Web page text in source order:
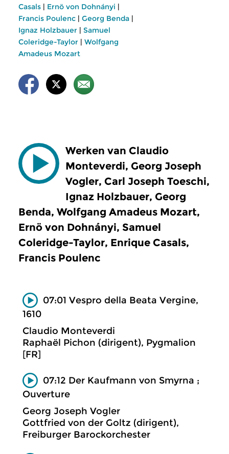
Casals | Ernö von Dohnányi |
Francis Poulenc | Georg Benda |
Ignaz Holzbauer | Samuel
Coleridge-Taylor | Wolfgang
Amadeus Mozart
Werken van Claudio
Monteverdi, Georg Joseph
Vogler, Carl Joseph Toeschi,
Ignaz Holzbauer, Georg
Benda, Wolfgang Amadeus Mozart,
Ernö von Dohnányi, Samuel
Coleridge-Taylor, Enrique Casals,
Francis Poulenc
07:01 Vespro della Beata Vergine,
1610
Claudio Monteverdi
Raphaël Pichon (dirigent), Pygmalion
[FR]
07:12 Der Kaufmann von Smyrna ;
Ouverture
Georg Joseph Vogler
Gottfried von der Goltz (dirigent),
Freiburger Barockorchester